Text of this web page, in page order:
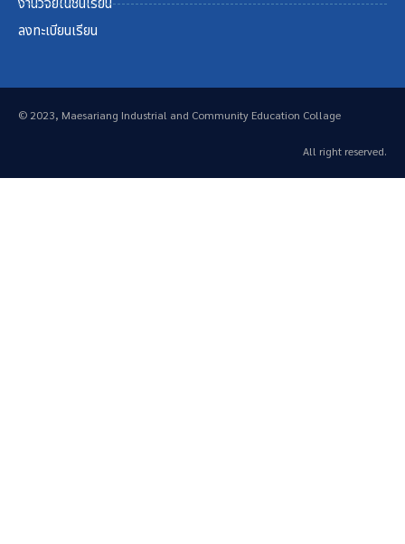
ลงทะเบียนเรียน
© 2023, Maesariang Industrial and Community Education Collage
All right reserved.